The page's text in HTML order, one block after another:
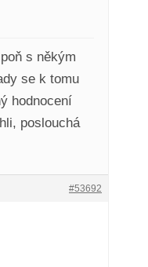
s někým
se k tomu
hodnocení
poslouchá
#53692